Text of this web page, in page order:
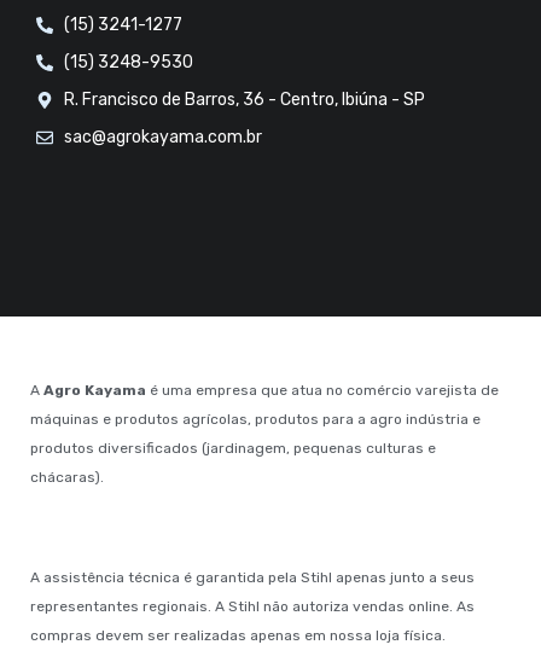
(15) 3241-1277
(15) 3248-9530
R. Francisco de Barros, 36 - Centro, Ibiúna - SP
sac@agrokayama.com.br
A Agro Kayama é uma empresa que atua no comércio varejista de
máquinas e produtos agrícolas, produtos para a agro indústria e
produtos diversificados (jardinagem, pequenas culturas e
chácaras).
A assistência técnica é garantida pela Stihl apenas junto a seus
representantes regionais. A Stihl não autoriza vendas online. As
compras devem ser realizadas apenas em nossa loja física.